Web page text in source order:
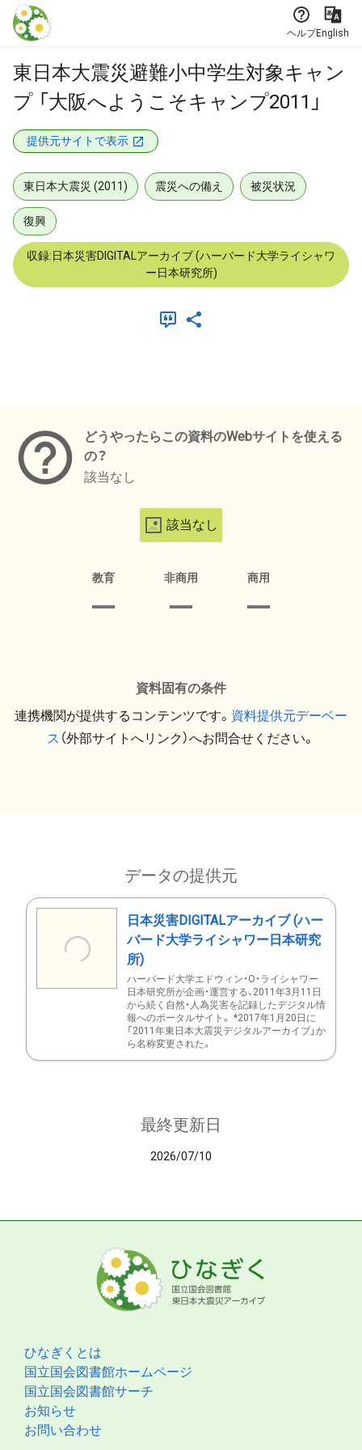
本文に飛ぶ
ヘルプEnglish
東日本大震災避難小中学生対象キャン
プ 「大阪へようこそキャンプ2011」
提供元サイトで表示
東日本大震災 (2011) 震災への備え 被災状況
復興
収録:日本災害DIGITALアーカイブ (ハーバード大学ライシャワ
ー日本研究所)
どうやったらこの資料のWebサイトを使える
の？
該当なし
該当なし
教育 非商用 商用
資料固有の条件
連携機関が提供するコンテンツです。 資料提供元デーベー
ス （外部サイトへリンク）へお問合せください。
データの提供元
日本災害DIGITALアーカイブ (ハー
バード大学ライシャワー日本研究
所)
ハーバード大学エドウィン・O・ライシャワー
日本研究所が企画・運営する、2011年3月11日
から続く自然・人為災害を記録したデジタル情
報へのポータルサイト。 *2017年1月20日に
「2011年東日本大震災デジタルアーカイブ」か
ら名称変更された。
最終更新日
2026/07/10
ひなぎくとは
国立国会図書館ホームページ
国立国会図書館サーチ
お知らせ
お問い合わせ